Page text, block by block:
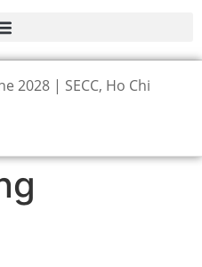
2028 | SECC, Ho Chi